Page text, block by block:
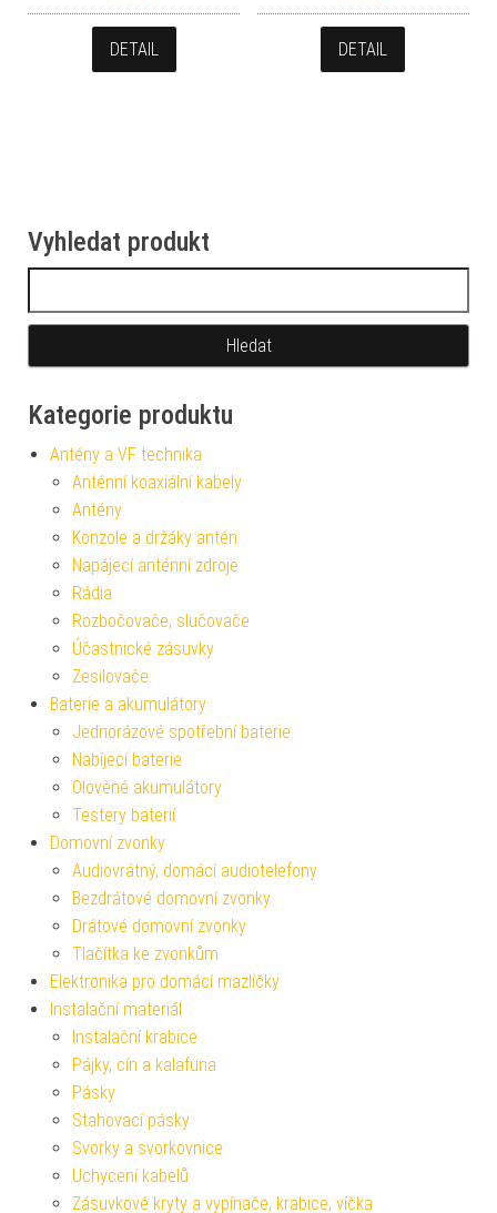
DETAIL DETAIL
Vyhledat produkt
Kategorie produktu
Antény a VF technika
Anténní koaxiální kabely
Antény
Konzole a držáky antén
Napájecí anténní zdroje
Rádia
Rozbočovače, slučovače
Účastnické zásuvky
Zesilovače
Baterie a akumulátory
Jednorázové spotřební baterie
Nabíjecí baterie
Olověné akumulátory
Testery baterií
Domovní zvonky
Audiovrátný, domácí audiotelefony
Bezdrátové domovní zvonky
Drátové domovní zvonky
Tlačítka ke zvonkům
Elektronika pro domácí mazlíčky
Instalační materiál
Instalační krabice
Pájky, cín a kalafuna
Pásky
Stahovací pásky
Svorky a svorkovnice
Uchycení kabelů
Zásuvkové kryty a vypínače, krabice, víčka